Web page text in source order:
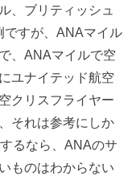
、ブリティッシュ
ですが、ANAマイル
、ANAマイルで空
ユナイテッド航空
クリスフライヤー
それは参考にしか
るなら、ANAのサ
ものはわからない